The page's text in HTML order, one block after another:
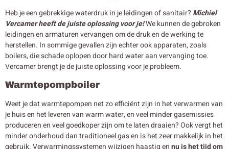
Heb je een gebrekkige waterdruk in je leidingen of sanitair? Michiel
Vercamer heeft de juiste oplossing voor je!We kunnen de gebroken
leidingen en armaturen vervangen om de druk en de werking te
herstellen. In sommige gevallen zijn echter ook apparaten, zoals
boilers, die schade oplopen door hard water aan vervanging toe.
Vercamer brengt je de juiste oplossing voor je probleem.
Warmtepompboiler
Weet je dat warmtepompen net zo efficiënt zijn in het verwarmen van
je huis en het leveren van warm water, en veel minder gasemissies
produceren en veel goedkoper zijn om te laten draaien? Ook vergt het
minder onderhoud dan traditioneel gas en is het zeer makkelijk in het
gebruik. Verwarmingssystemen wijzigen haastig ennu is het tijd om